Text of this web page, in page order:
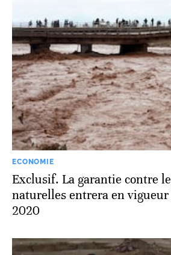
ECONOMIE
Exclusif. La garantie contre
naturelles entrera en
2020